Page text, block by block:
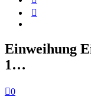
Einweihung
1…
0